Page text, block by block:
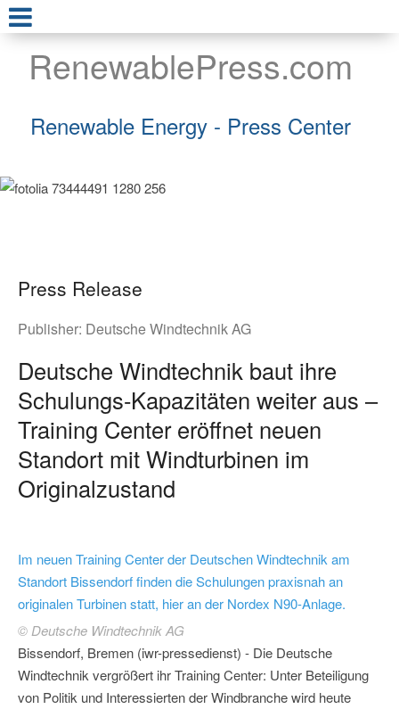
RenewablePress.com
Renewable Energy - Press Center
Press Release
Publisher: Deutsche Windtechnik AG
Deutsche Windtechnik baut ihre
Schulungs-Kapazitäten weiter aus –
Training Center eröffnet neuen
Standort mit Windturbinen im
Originalzustand
Im neuen Training Center der Deutschen Windtechnik am
Standort Bissendorf finden die Schulungen praxisnah an
originalen Turbinen statt, hier an der Nordex N90-Anlage.
© Deutsche Windtechnik AG
Bissendorf, Bremen (iwr-pressedienst) - Die Deutsche
Windtechnik vergrößert ihr Training Center: Unter Beteiligung
von Politik und Interessierten der Windbranche wird heute